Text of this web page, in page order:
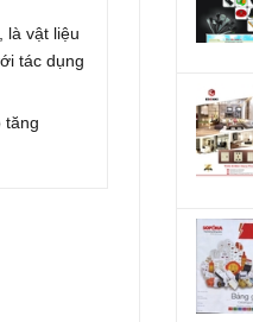
là vật liệu
tác dụng
tăng